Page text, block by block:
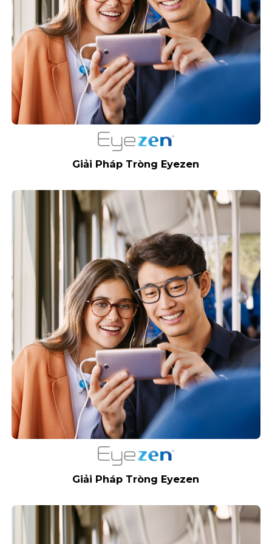
Giải Pháp Tròng Eyezen
Giải Pháp Tròng Eyezen